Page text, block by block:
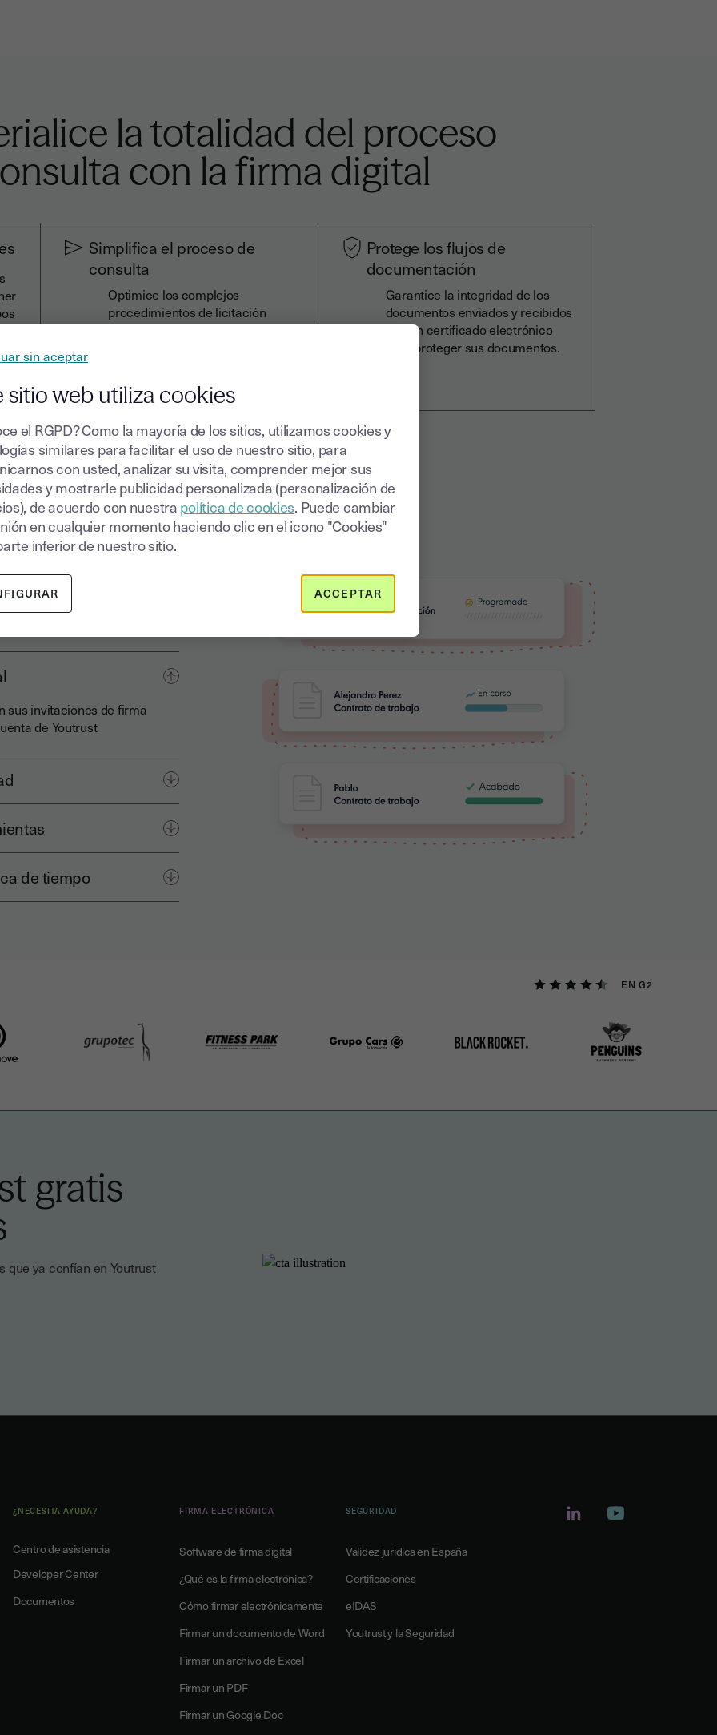
la totalidad del proceso
con la firma digital
Simplifica el proceso de
consulta
Optimice los complejos
procedimientos de licitación
mediante la desmaterialización
auténticas montañas de papel.
Protege los flujos de
documentación
Garantice la integridad de los
documentos enviados y recibidos
con un certificado electrónico
para proteger sus documentos.
sus invitaciones de firma
de Youtrust
de tiempo
EN G2
gratis
que ya confían en Youtrust
¿NECESITA AYUDA?
Centro de asistencia
Developer Center
Documentos
FIRMA ELECTRÓNICA
Software de firma digital
¿Qué es la firma electrónica?
Cómo firmar electrónicamente
Firmar un documento de Word
Firmar un archivo de Excel
Firmar un PDF
Firmar un Google Doc
SEGURIDAD
Validez juridica en España
Certificaciones
eIDAS
Youtrust y la Seguridad
sin aceptar
sitio web utiliza cookies
el RGPD? Como la mayoría de los sitios, utilizamos cookies y
similares para facilitar el uso de nuestro sitio, para
con usted, analizar su visita, comprender mejor sus
y mostrarle publicidad personalizada (personalización de
de acuerdo con nuestrapolítica de cookies. Puede cambiar
en cualquier momento haciendo clic en el icono "Cookies"
inferior de nuestro sitio.
ACCEPTAR